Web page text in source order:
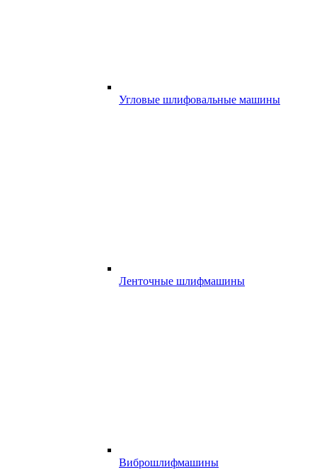
Угловые шлифовальные машины
Ленточные шлифмашины
Виброшлифмашины